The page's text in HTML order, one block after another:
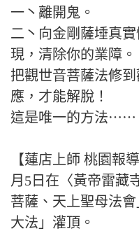
一丶離開鬼。
二丶向金剛薩埵真
現，清除你的業障。
把觀世音菩薩法修
應，才能解脫！
這是唯一的方法⋯⋯
【蓮店上師 桃園報
月5日在〈黃帝雷藏
菩薩、天上聖母法
大法」灌頂。